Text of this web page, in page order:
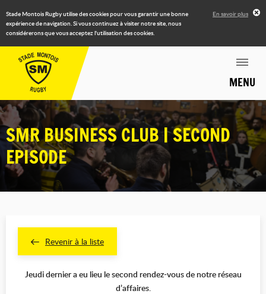
Stade Montois Rugby utilise des cookies pour vous garantir une bonne
expérience de navigation. Si vous continuez à visiter notre site, nous
considérerons que vous acceptez l'utilisation des cookies.
En savoir plus
MENU
SMR BUSINESS CLUB | SECOND
EPISODE
Revenir à la liste
Jeudi dernier a eu lieu le second rendez-vous de notre réseau
d’affaires.